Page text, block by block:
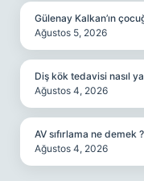
Gülenay Kalkan’ın
Ağustos 5, 2026
Diş kök tedavisi nasıl
Ağustos 4, 2026
AV sıfırlama ne demek ?
Ağustos 4, 2026